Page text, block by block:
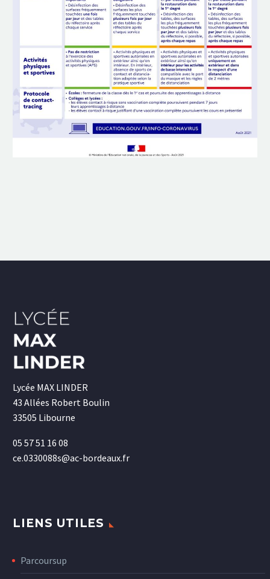
Lycée MAX LINDER
43 Allées Robert Boulin
33505 Libourne
05 57 51 16 08
ce.0330088s@ac-bordeaux.fr
LIENS UTILES
Parcoursup